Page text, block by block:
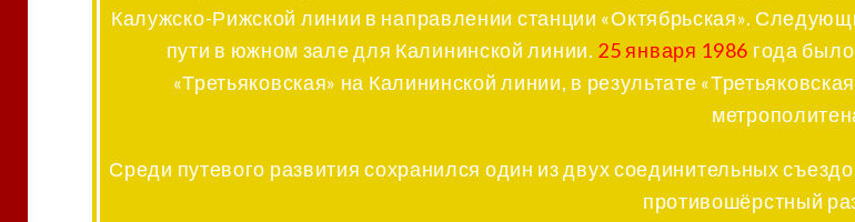
Калужско-Рижской линии в направлении станции «Октябрьская».
пути в южном зале для Калининской линии. 25 января 1986 года
«Третьяковская» на Калининской линии, в результате
Среди путевого развития сохранился один из двух соединительных
противошёрстный